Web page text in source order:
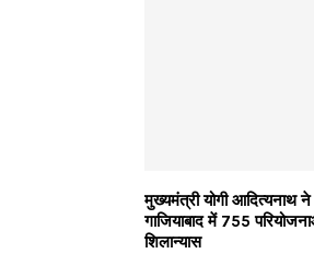
मुख्यमंत्री योगी आदित्यनाथ ने
गाजियाबाद में 755
शिलान्यास